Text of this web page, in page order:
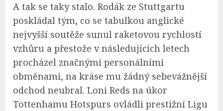
A tak se taky stalo. Rodák ze Stuttgartu
poskládal tým, co se tabulkou anglické
nejvyšší soutěže sunul raketovou rychlostí
vzhůru a přestože v následujících letech
procházel značnými personálními
obměnami, na kráse mu žádný sebevážnější
odchod neubral. Loni Reds na úkor
Tottenhamu Hotspurs ovládli prestižní Ligu